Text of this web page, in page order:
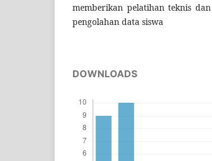
memberikan pelatihan teknis
pengolahan data siswa
DOWNLOADS